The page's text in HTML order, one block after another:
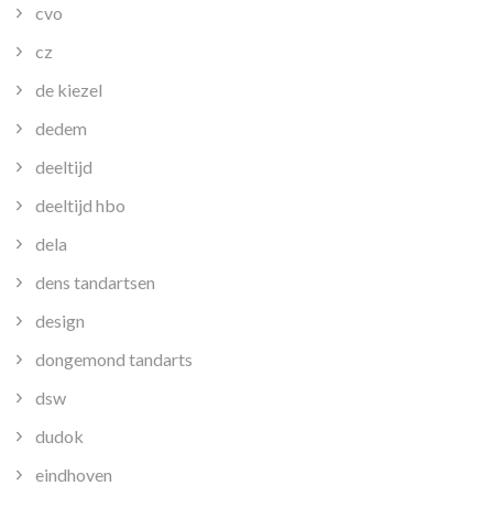
cvo
cz
de kiezel
dedem
deeltijd
deeltijd hbo
dela
dens tandartsen
design
dongemond tandarts
dsw
dudok
eindhoven